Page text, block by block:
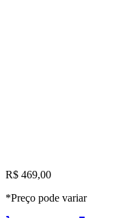
R$ 469,00
*Preço pode variar